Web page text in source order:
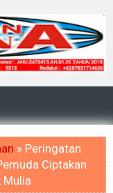
» Peringatan
Ciptakan
Mulia